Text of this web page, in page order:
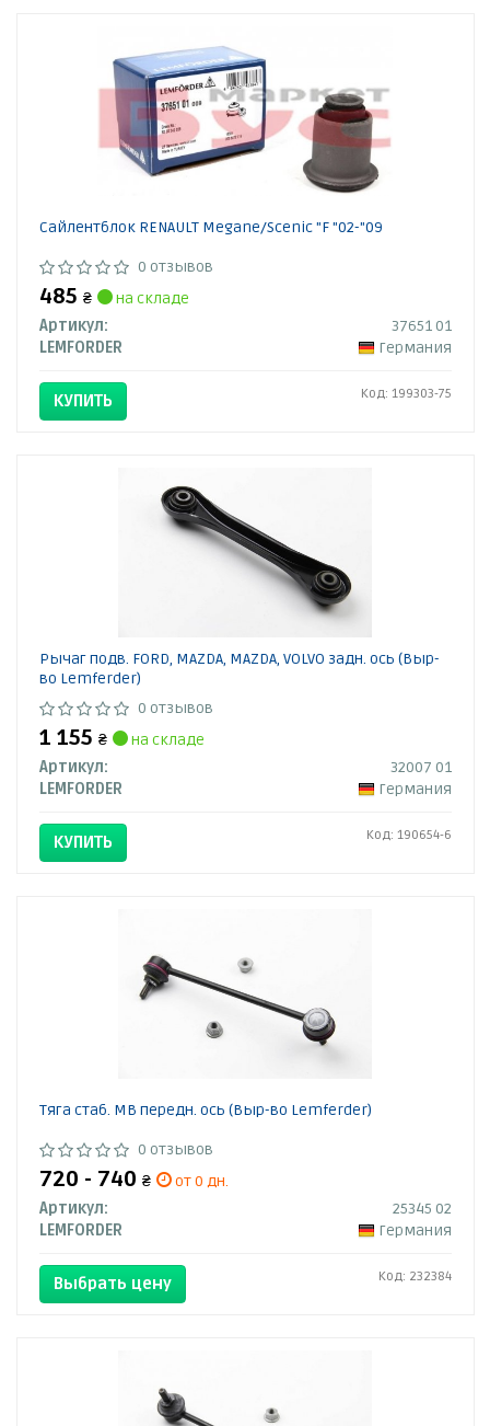
Сайлентблок RENAULT Megane/Scenic "F "02-"09
0 отзывов
485 ₴
на складе
Артикул:
37651 01
LEMFORDER
Германия
КУПИТЬ Код: 199303-75
Рычаг подв. FORD, MAZDA, MAZDA, VOLVO задн. ось (Выр-
во Lemferder)
0 отзывов
1 155 ₴
на складе
Артикул:
32007 01
LEMFORDER
Германия
КУПИТЬ Код: 190654-6
Тяга стаб. MB передн. ось (Выр-во Lemferder)
0 отзывов
720 - 740 ₴
от 0 дн.
Артикул:
25345 02
LEMFORDER
Германия
Выбрать цену Код: 232384